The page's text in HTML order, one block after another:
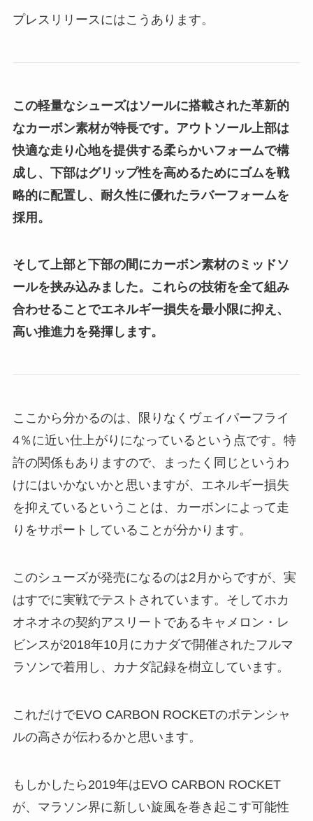
プレスリリースにはこうあります。
この軽量なシューズはソールに搭載された革新的
なカーボン素材が特長です。アウトソール上部は
快適な走り心地を提供する柔らかいフォームで構
成し、下部はグリップ性を高めるためにゴムを戦
略的に配置し、耐久性に優れたラバーフォームを
採用。
そして上部と下部の間にカーボン素材のミッドソ
ールを挟み込みました。これらの技術を全て組み
合わせることでエネルギー損失を最小限に抑え、
高い推進力を発揮します。
ここから分かるのは、限りなくヴェイパーフライ
4％に近い仕上がりになっているという点です。特
許の関係もありますので、まったく同じというわ
けにはいかないかと思いますが、エネルギー損失
を抑えているということは、カーボンによって走
りをサポートしていることが分かります。
このシューズが発売になるのは2月からですが、実
はすでに実戦でテストされています。そしてホカ
オネオネの契約アスリートであるキャメロン・レ
ビンスが2018年10月にカナダで開催されたフルマ
ラソンで着用し、カナダ記録を樹立しています。
これだけでEVO CARBON ROCKETのポテンシャ
ルの高さが伝わるかと思います。
もしかしたら2019年はEVO CARBON ROCKET
が、マラソン界に新しい旋風を巻き起こす可能性